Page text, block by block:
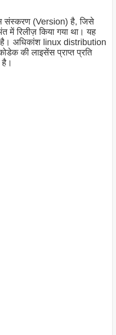
संस्करण (Version) है, जिसे
रिलीज़ किया गया था। यह
अधिकांश linux distribution
की लाइसेंस प्राप्त प्रति